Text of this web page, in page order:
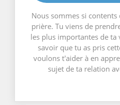
Nous sommes si
prière. Tu viens de
les plus importantes de ta
savoir que tu as pris
voulons t'aider à en
sujet de ta relation